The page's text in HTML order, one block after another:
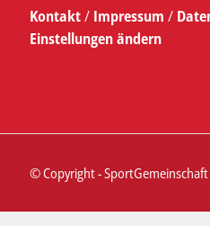
Kontakt/ Impressum /
Einstellungen ändern
© Copyright - SportGemeinschaft